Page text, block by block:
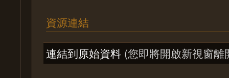
資源連結
連結到原始資料 (您即將開啟新視窗離